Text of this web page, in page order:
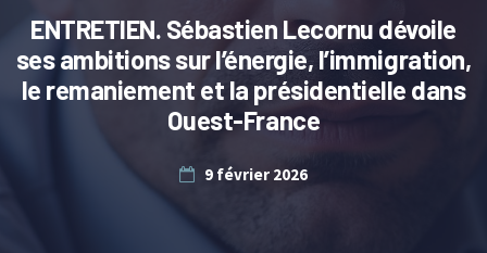
ENTRETIEN. Sébastien Lecornu dévoile
ses ambitions sur l’énergie, l’immigration,
le remaniement et la présidentielle dans
Ouest-France
9 février 2026